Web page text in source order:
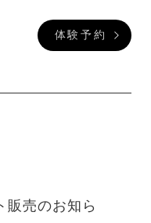
体験予約
販売のお知ら